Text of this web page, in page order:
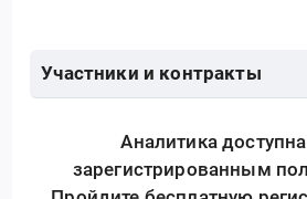
Участники и контракты
Аналитика
зарегистрированным